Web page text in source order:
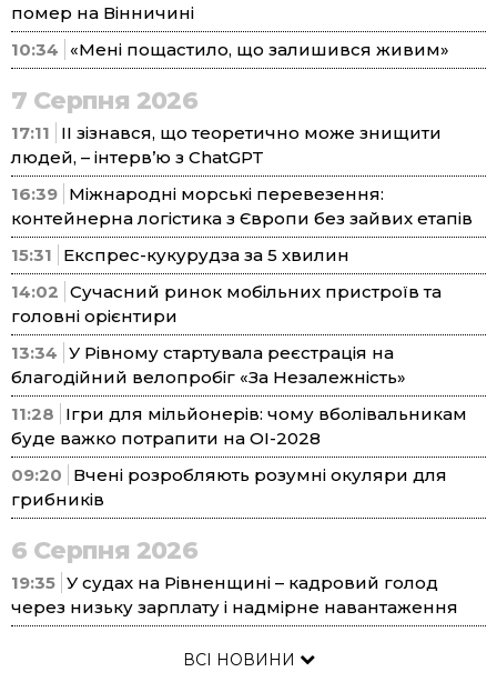
помер на Вінничині
10:34
«Мені пощастило, що залишився живим»
7 Серпня 2026
17:11
ІІ зізнався, що теоретично може знищити
людей, – інтерв’ю з ChatGPT
16:39 Міжнародні морські перевезення:
контейнерна логістика з Європи без зайвих етапів
15:31
Експрес-кукурудза за 5 хвилин
14:02 Сучасний ринок мобільних пристроїв та
головні орієнтири
13:34 У Рівному стартувала реєстрація на
благодійний велопробіг «За Незалежність»
11:28
Ігри для мільйонерів: чому вболівальникам
буде важко потрапити на ОІ-2028
09:20
Вчені розробляють розумні окуляри для
грибників
6 Серпня 2026
19:35 У судах на Рівненщині – кадровий голод
через низьку зарплату і надмірне навантаження
ВСІ НОВИНИ